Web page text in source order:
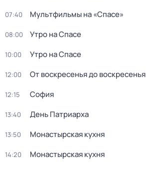
07:40 Мультфильмы на «Спасе»
08:00 Утро на Спасе
10:00 Утро на Спасе
12:00 От воскресенья до воскресенья
12:15 София
13:40 Дeнь Патриаpха
13:50 Монастырская кухня
14:20
Монастырская кухня